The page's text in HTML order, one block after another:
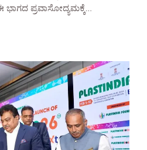
ಪ್ರವಾಸೋದ್ಯಮಕ್ಕೆ…